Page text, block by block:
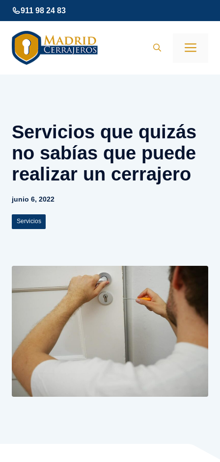
Saltar
al
contenido
911 98 24 83
Servicios que quizás
no sabías que puede
realizar un cerrajero
junio 6, 2022
Servicios